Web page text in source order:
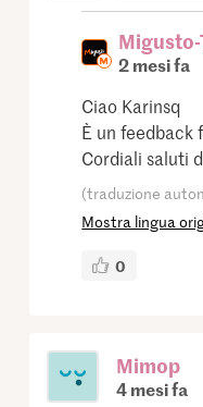
Migusto-
2 mesi fa
Ciao Karinsq
È un feedback
Cordiali saluti
(traduzione
Mostra lingua
0
Mimop
4 mesi fa